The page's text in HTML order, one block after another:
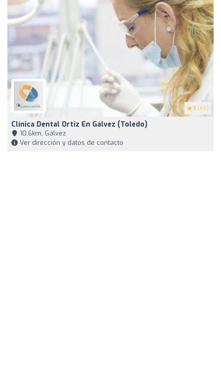
5 (66)
Clínica Dental Ortiz En Gálvez (Toledo)
10,6km, Gálvez
Ver dirección y datos de contacto